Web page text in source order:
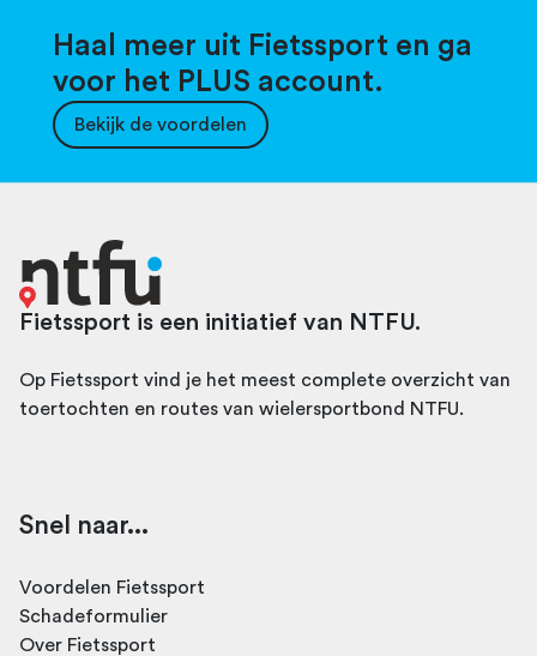
Haal meer uit Fietssport en ga
voor het PLUS account.
Bekijk de voordelen
Fietssport is een initiatief van NTFU.
Op Fietssport vind je het meest complete overzicht van
toertochten en routes van wielersportbond NTFU.
Snel naar...
Voordelen Fietssport
Schadeformulier
Over Fietssport